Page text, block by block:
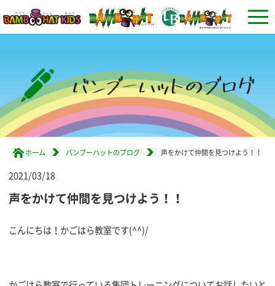
ホーム バンブーハットのブログ 声をかけて仲間を見つけよう！！
2021/03/18
声をかけて仲間を見つけよう！！
こんにちは！かごはら教室です(^^)/